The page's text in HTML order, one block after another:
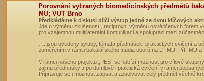
Porovnání vybraných biomedicínských předmětů
MU; VUT Brno
Předkládáme k diskusi dílčí výstup jedné ze dvou klíčových
Jde o výměnu zkušeností, reciproční výměnu osvědčených forem
pro vzájemnou multilaterální komunikaci a spolupráci mezi
…..jsou uvedeny sylaby, témata přednášek, praktických cvičení a
zaměřením v rámci bakalářského studia oborů na LF MU, PřF MU a
V rámci našeho projektu „PES“ se nabízí možnost pro cílové
zájmu přednášky a po domluvě i praktická cvičení v rámci
Připravuje se i možnost zapsat a absolvovat celý předmět včetně